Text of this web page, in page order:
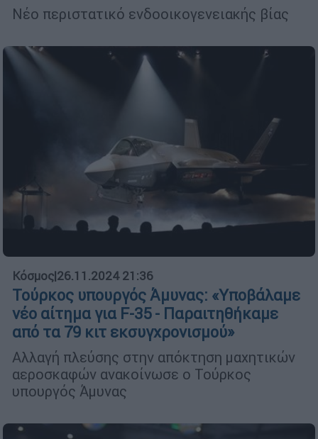
Νέο περιστατικό ενδοοικογενειακής βίας
Κόσμος|26.11.2024 21:36
Τούρκος υπουργός Άμυνας: «Υποβάλαμε
νέο αίτημα για F-35 - Παραιτηθήκαμε
από τα 79 κιτ εκσυγχρονισμού»
Αλλαγή πλεύσης στην απόκτηση μαχητικών
αεροσκαφών ανακοίνωσε ο Τούρκος
υπουργός Άμυνας